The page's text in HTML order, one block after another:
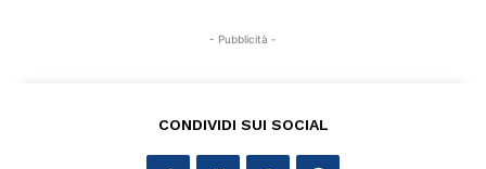
- Pubblicità -
CONDIVIDI SUI SOCIAL